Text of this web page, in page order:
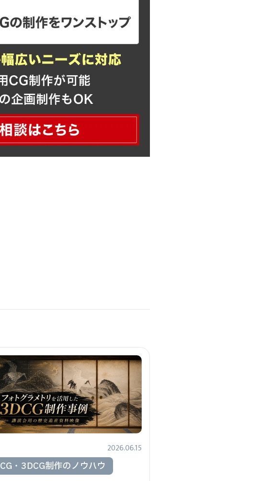
2026.06.15
CG・3DCG制作のノウハウ